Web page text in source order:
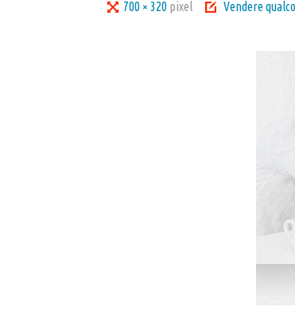
Tutta700 × 320 pixel Vendere